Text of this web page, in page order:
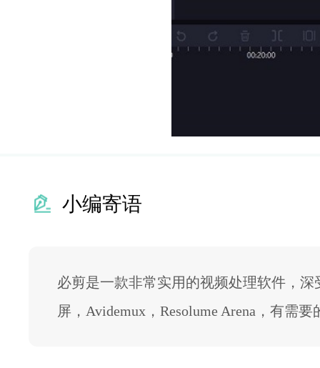
小编寄语
必剪是一款非常实用的视频处理软件，
屏，Avidemux，Resolume Arena，有需